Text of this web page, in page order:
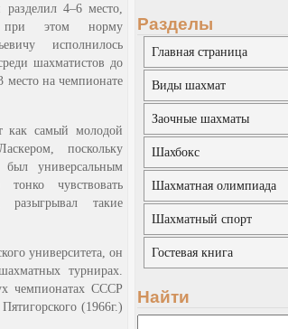
разделил 4–6 место,
при этом норму
исполнилось
шахматистов до
место на чемпионате
как самый молодой
поскольку
был универсальным
чувствовать
разыгрывал такие
университета, он
турнирах.
чемпионатах СССР
(1966г.)
Разделы
Главная страница
Виды шахмат
Заочные шахматы
Шахбокс
Шахматная олимпиада
Шахматный спорт
Гостевая книга
Найти